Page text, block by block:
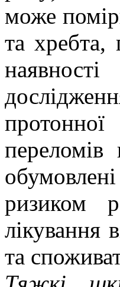
може
та хребта,
ризиком
лікування
та